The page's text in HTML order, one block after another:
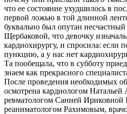
что ее состояние ухудшилось в
первой ложью в той длинной
буквально был опутан несчастный
Щербаковой, что девочку
кардиохирургу, и спросила: если
пункцию, а у нас нет
Та пообещала, что в субботу
знаем как прекрасного
После проведения необходимых
осмотрена кардиологом Натальей
ревматологом Санией Ириковной
реаниматологом Рахимовым,